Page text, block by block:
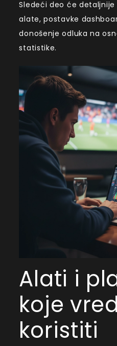
Sledeći deo će
alate, postavke
donošenje odluka na
statistike.
Alati i
koje
koristiti